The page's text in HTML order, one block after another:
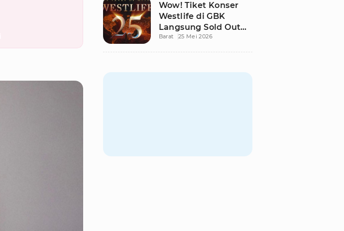
Wow! Tiket Konser
Westlife di GBK
Langsung Sold Out
Kurang dari 12 Jam
Barat 25 Mei 2026